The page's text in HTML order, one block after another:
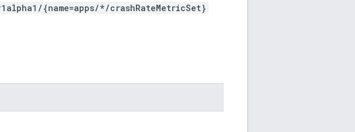
{name=apps/*/crashRateMetricSet}